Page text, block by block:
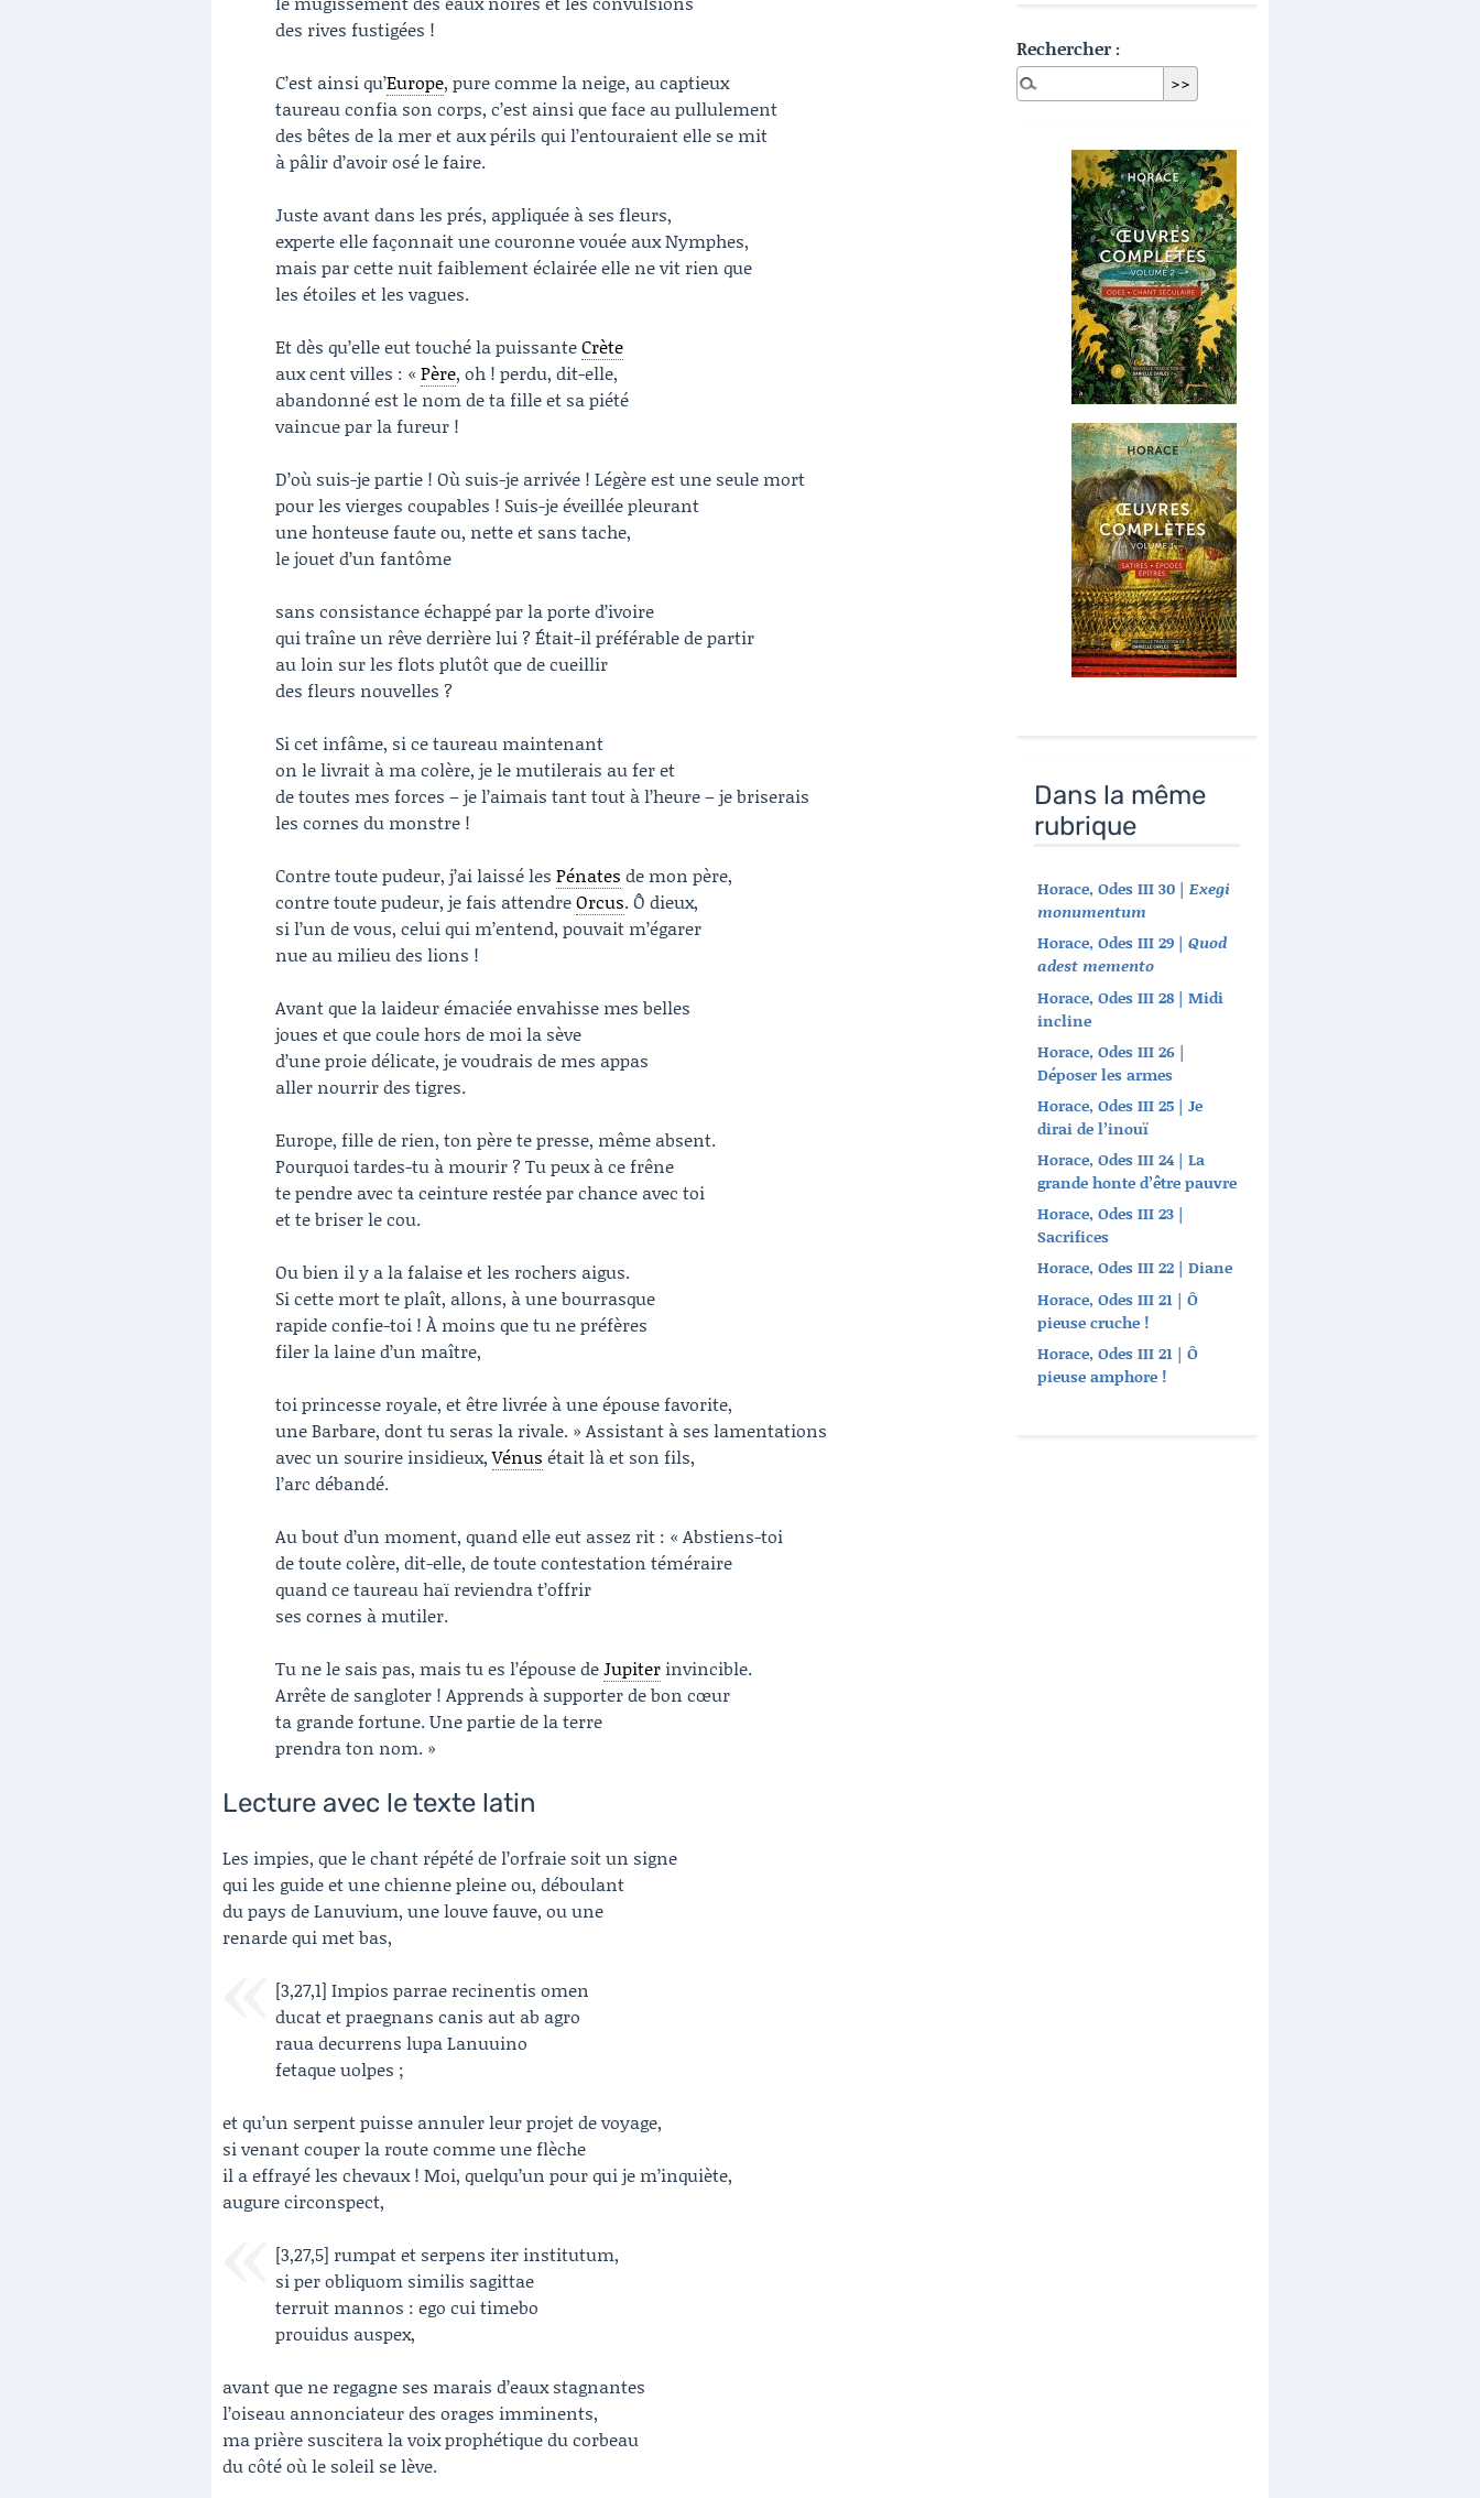
des rives fustigées !
C’est ainsi qu’Europe, pure comme la neige, au captieux
taureau confia son corps, c’est ainsi que face au pullulement
des bêtes de la mer et aux périls qui l’entouraient elle se mit
à pâlir d’avoir osé le faire.
Juste avant dans les prés, appliquée à ses fleurs,
experte elle façonnait une couronne vouée aux Nymphes,
mais par cette nuit faiblement éclairée elle ne vit rien que
les étoiles et les vagues.
Et dès qu’elle eut touché la puissanteCrète
aux cent villes : « Père, oh ! perdu, dit-elle,
abandonné est le nom de ta fille et sa piété
vaincue par la fureur !
D’où suis-je partie ! Où suis-je arrivée ! Légère est une seule mort
pour les vierges coupables ! Suis-je éveillée pleurant
une honteuse faute ou, nette et sans tache,
le jouet d’un fantôme
sans consistance échappé par la porte d’ivoire
qui traîne un rêve derrière lui ? Était-il préférable de partir
au loin sur les flots plutôt que de cueillir
des fleurs nouvelles ?
Si cet infâme, si ce taureau maintenant
on le livrait à ma colère, je le mutilerais au fer et
de toutes mes forces – je l’aimais tant tout à l’heure – je briserais
les cornes du monstre !
Contre toute pudeur, j’ai laissé les Pénates de mon père,
contre toute pudeur, je fais attendreOrcus. Ô dieux,
si l’un de vous, celui qui m’entend, pouvait m’égarer
nue au milieu des lions !
Avant que la laideur émaciée envahisse mes belles
joues et que coule hors de moi la sève
d’une proie délicate, je voudrais de mes appas
aller nourrir des tigres.
Europe, fille de rien, ton père te presse, même absent.
Pourquoi tardes-tu à mourir ? Tu peux à ce frêne
te pendre avec ta ceinture restée par chance avec toi
et te briser le cou.
Ou bien il y a la falaise et les rochers aigus.
Si cette mort te plaît, allons, à une bourrasque
rapide confie-toi ! À moins que tu ne préfères
filer la laine d’un maître,
toi princesse royale, et être livrée à une épouse favorite,
une Barbare, dont tu seras la rivale. » Assistant à ses lamentations
avec un sourire insidieux,Vénus était là et son fils,
l’arc débandé.
Au bout d’un moment, quand elle eut assez rit : « Abstiens-toi
de toute colère, dit-elle, de toute contestation téméraire
quand ce taureau haï reviendra t’offrir
ses cornes à mutiler.
Tu ne le sais pas, mais tu es l’épouse deJupiter invincible.
Arrête de sangloter ! Apprends à supporter de bon cœur
ta grande fortune. Une partie de la terre
prendra ton nom. »
Lecture avec le texte latin
Les impies, que le chant répété de l’orfraie soit un signe
qui les guide et une chienne pleine ou, déboulant
du pays de Lanuvium, une louve fauve, ou une
renarde qui met bas,
[3,27,1] Impios parrae recinentis omen
ducat et praegnans canis aut ab agro
raua decurrens lupa Lanuuino
fetaque uolpes ;
et qu’un serpent puisse annuler leur projet de voyage,
si venant couper la route comme une flèche
il a effrayé les chevaux ! Moi, quelqu’un pour qui je m’inquiète,
augure circonspect,
[3,27,5] rumpat et serpens iter institutum,
si per obliquom similis sagittae
terruit mannos : ego cui timebo
prouidus auspex,
avant que ne regagne ses marais d’eaux stagnantes
l’oiseau annonciateur des orages imminents,
ma prière suscitera la voix prophétique du corbeau
du côté où le soleil se lève.
Rechercher :
Dernières publications
Dans la même
rubrique
Horace, Odes III 30 | Exegi
monumentum
Horace, Odes III 29 | Quod
adest memento
Horace, Odes III 28 | Midi
incline
Horace, Odes III 26 |
Déposer les armes
Horace, Odes III 25 | Je
dirai de l’inouï
Horace, Odes III 24 | La
grande honte d’être pauvre
Horace, Odes III 23 |
Sacrifices
Horace, Odes III 22 | Diane
Horace, Odes III 21 | Ô
pieuse cruche !
Horace, Odes III 21 | Ô
pieuse amphore !